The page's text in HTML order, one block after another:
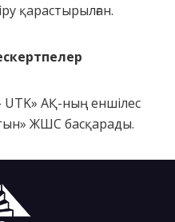
қарастырылған.
АҚ-ның еншілес
ЖШС басқарады.